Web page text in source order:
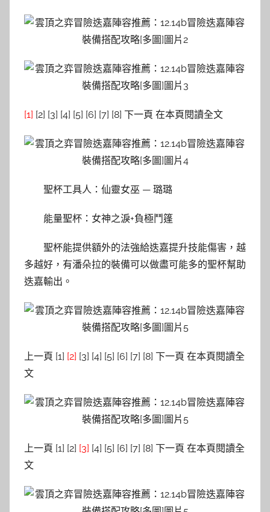
[1] [2] [3] [4] [5] [6] [7] [8] 下一頁 在本頁閱讀全文
聖杯工具人：仙靈女巫 — 璐璐
能量聖杯：女神之淚+負極鬥篷
聖杯能提供額外的法強給迭嘉提升技能傷害，越
多越好，有潘朵拉的裝備可以做盡可能多的聖杯幫助
迭嘉輸出。
上一頁 [1] [2] [3] [4] [5] [6] [7] [8] 下一頁 在本頁閱讀全
文
上一頁 [1] [2] [3] [4] [5] [6] [7] [8] 下一頁 在本頁閱讀全
文